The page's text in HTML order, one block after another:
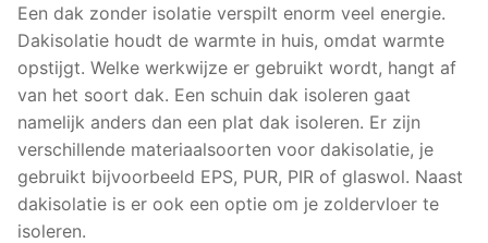
Een dak zonder isolatie verspilt enorm veel energie.
Dakisolatie houdt de warmte in huis, omdat warmte
opstijgt. Welke werkwijze er gebruikt wordt, hangt af
van het soort dak. Een schuin dak isoleren gaat
namelijk anders dan een plat dak isoleren. Er zijn
verschillende materiaalsoorten voor dakisolatie, je
gebruikt bijvoorbeeld EPS, PUR, PIR of glaswol. Naast
dakisolatie is er ook een optie om je zoldervloer te
isoleren.